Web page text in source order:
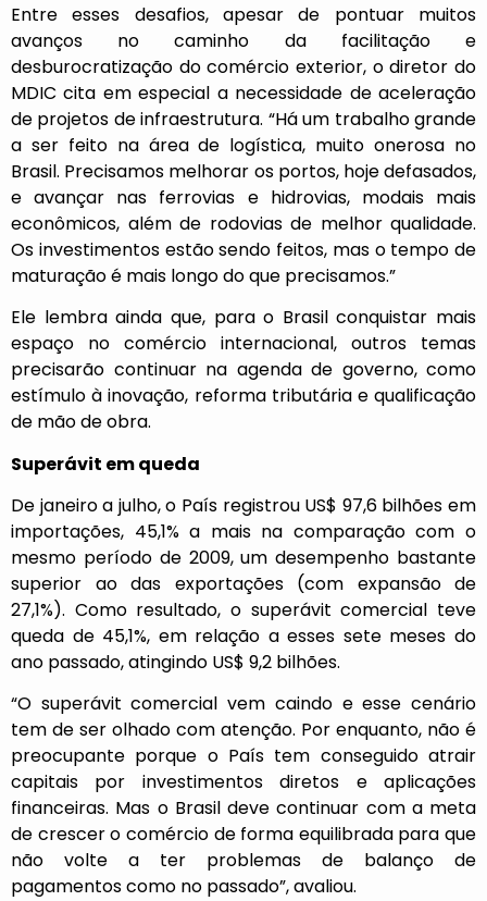
Entre esses desafios, apesar de pontuar muitos
avanços no caminho da facilitação e
desburocratização do comércio exterior, o diretor do
MDIC cita em especial a necessidade de aceleração
de projetos de infraestrutura. “Há um trabalho grande
a ser feito na área de logística, muito onerosa no
Brasil. Precisamos melhorar os portos, hoje defasados,
e avançar nas ferrovias e hidrovias, modais mais
econômicos, além de rodovias de melhor qualidade.
Os investimentos estão sendo feitos, mas o tempo de
maturação é mais longo do que precisamos.”
Ele lembra ainda que, para o Brasil conquistar mais
espaço no comércio internacional, outros temas
precisarão continuar na agenda de governo, como
estímulo à inovação, reforma tributária e qualificação
de mão de obra.
Superávit em queda
De janeiro a julho, o País registrou US$ 97,6 bilhões em
importações, 45,1% a mais na comparação com o
mesmo período de 2009, um desempenho bastante
superior ao das exportações (com expansão de
27,1%). Como resultado, o superávit comercial teve
queda de 45,1%, em relação a esses sete meses do
ano passado, atingindo US$ 9,2 bilhões.
“O superávit comercial vem caindo e esse cenário
tem de ser olhado com atenção. Por enquanto, não é
preocupante porque o País tem conseguido atrair
capitais por investimentos diretos e aplicações
financeiras. Mas o Brasil deve continuar com a meta
de crescer o comércio de forma equilibrada para que
não volte a ter problemas de balanço de
pagamentos como no passado”, avaliou.